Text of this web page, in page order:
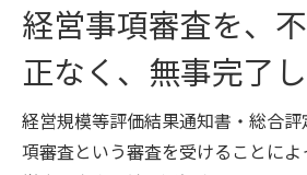
経営事項審査を、
正なく、無事完了
経営規模等評価結果通知書・総合
項審査という審査を受けることに